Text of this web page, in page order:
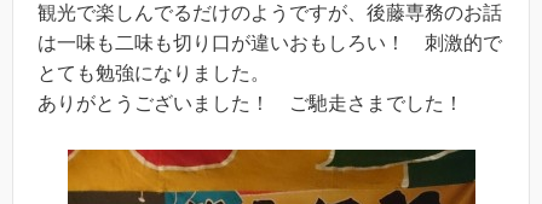
観光で楽しんでるだけのようですが、後藤専務のお話
は一味も二味も切り口が違いおもしろい！ 刺激的で
とても勉強になりました。
ありがとうございました！ ご馳走さまでした！